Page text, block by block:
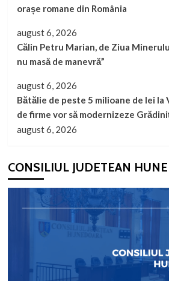
orașe romane din România
august 6, 2026
Călin Petru Marian, de Ziua
nu masă de manevră”
august 6, 2026
Bătălie de peste 5 milioane de lei la
de firme vor să modernizeze
august 6, 2026
CONSILIUL JUDETEAN